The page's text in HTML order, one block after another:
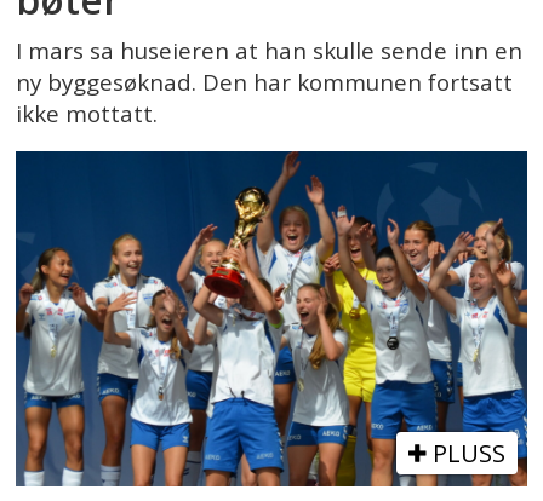
I mars sa huseieren at han skulle sende inn en
ny byggesøknad. Den har kommunen fortsatt
ikke mottatt.
PLUSS